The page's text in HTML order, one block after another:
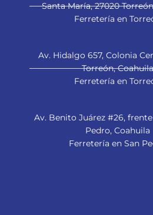
Santa María, 27020
Ferretería en
Av. Hidalgo 657, Colonia
Torreón, Coahuila
Ferretería en
Av. Benito Juárez #26,
Pedro, Coahuila
Ferretería en San